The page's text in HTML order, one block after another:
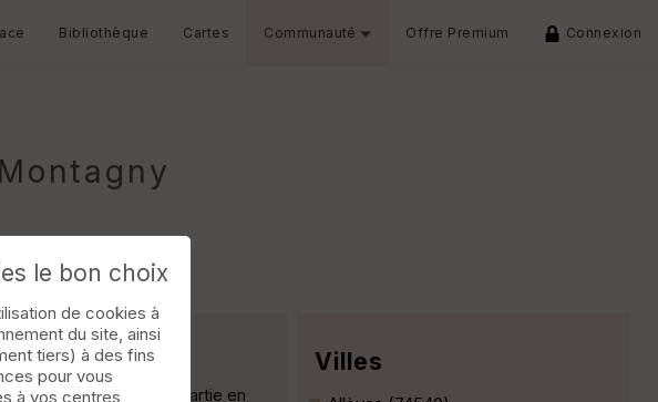
Bibliothèque Cartes Communauté Offre Premium Connexion
en forêt et en partie en
Villes
le bon choix
de cookies à
du site, ainsi
tiers) à des fins
pour vous
à vos centres